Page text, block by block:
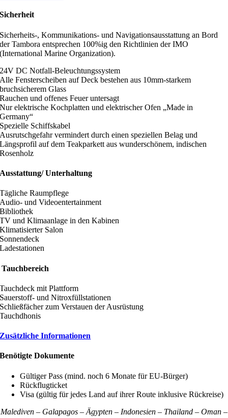
Sicherheit
Sicherheits-, Kommunikations- und Navigationsausstattung an Bord
der Tambora entsprechen 100%ig den Richtlinien der IMO
(International Marine Organization).
24V DC Notfall-Beleuchtungssystem
Alle Fensterscheiben auf Deck bestehen aus 10mm-starkem
bruchsicherem Glass
Rauchen und offenes Feuer untersagt
Nur elektrische Kochplatten und elektrischer Ofen „Made in
Germany“
Spezielle Schiffskabel
Ausrutschgefahr vermindert durch einen speziellen Belag und
Längsprofil auf dem Teakparkett aus wunderschönem, indischen
Rosenholz
Ausstattung/ Unterhaltung
Tägliche Raumpflege
Audio- und Videoentertainment
Bibliothek
TV und Klimaanlage in den Kabinen
Klimatisierter Salon
Sonnendeck
Ladestationen
Tauchbereich
Tauchdeck mit Plattform
Sauerstoff- und Nitroxfüllstationen
Schließfächer zum Verstauen der Ausrüstung
Tauchdhonis
Zusätzliche Informationen
Benötigte Dokumente
Gültiger Pass (mind. noch 6 Monate für EU-Bürger)
Rückflugticket
Visa (gültig für jedes Land auf ihrer Route inklusive Rückreise)
Malediven – Galapagos – Ägypten – Indonesien – Thailand – Oman –